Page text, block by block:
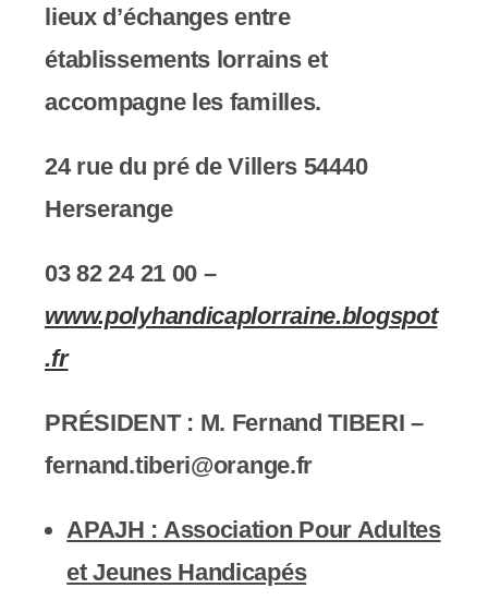
lieux d’échanges entre
établissements lorrains et
accompagne les familles.
24 rue du pré de Villers 54440
Herserange
03 82 24 21 00 –
www.polyhandicaplorraine.blogspot
.fr
PRÉSIDENT : M. Fernand TIBERI –
fernand.tiberi@orange.fr
APAJH : Association Pour Adultes
et Jeunes Handicapés